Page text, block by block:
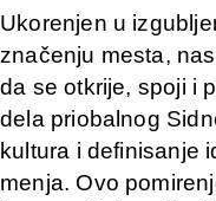
Ukorenjen u
značenju mesta,
da se otkrije, spoji i
dela priobalnog
kultura i definisanje
menja. Ovo